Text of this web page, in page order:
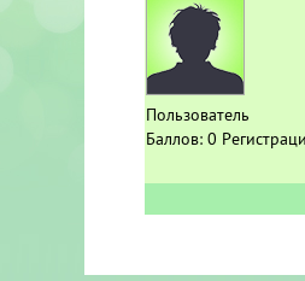
Пользователь
Баллов: 0